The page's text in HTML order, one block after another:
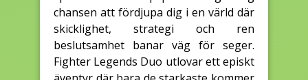
chansen att fördjupa dig i en värld där
skicklighet, strategi och ren
beslutsamhet banar väg för seger.
Fighter Legends Duo utlovar ett episkt